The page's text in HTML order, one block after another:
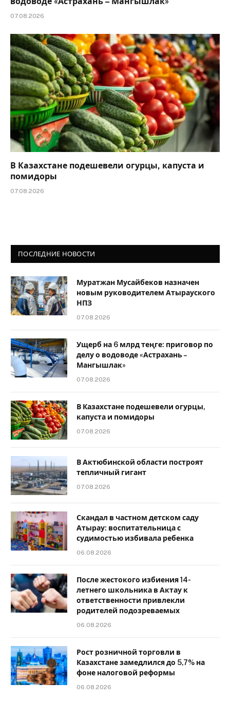
07.08.2026
В Казахстане подешевели огурцы, капуста и
помидоры
07.08.2026
ПОСЛЕДНИЕ НОВОСТИ
Муратжан Мусайбеков назначен
новым руководителем Атырауского
НПЗ
07.08.2026
Ущерб на 6 млрд теңге: приговор по
делу о водоводе «Астрахань –
Мангышлак»
07.08.2026
В Казахстане подешевели огурцы,
капуста и помидоры
07.08.2026
В Актюбинской области построят
тепличный гигант
07.08.2026
Скандал в частном детском саду
Атырау: воспитательница с
судимостью избивала ребенка
06.08.2026
После жестокого избиения 14-
летнего школьника в Актау к
ответственности привлекли
родителей подозреваемых
06.08.2026
Рост розничной торговли в
Казахстане замедлился до 5,7% на
фоне налоговой реформы
06.08.2026